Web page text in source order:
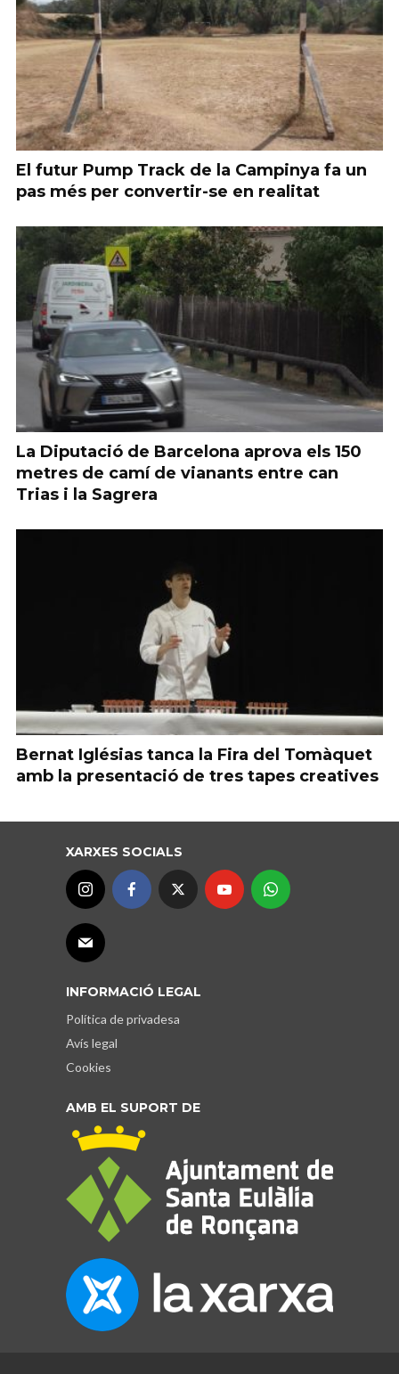
El futur Pump Track de la Campinya fa un
pas més per convertir-se en realitat
La Diputació de Barcelona aprova els 150
metres de camí de vianants entre can
Trias i la Sagrera
Bernat Iglésias tanca la Fira del Tomàquet
amb la presentació de tres tapes creatives
XARXES SOCIALS
INFORMACIÓ LEGAL
Política de privadesa
Avís legal
Cookies
AMB EL SUPORT DE